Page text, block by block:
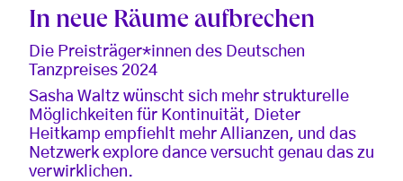
In neue Räume aufbrechen
Die Preisträger*innen des Deutschen
Tanzpreises 2024
Sasha Waltz wünscht sich mehr strukturelle
Möglichkeiten für Kontinuität, Dieter
Heitkamp empfiehlt mehr Allianzen, und das
Netzwerk explore dance versucht genau das zu
verwirklichen.